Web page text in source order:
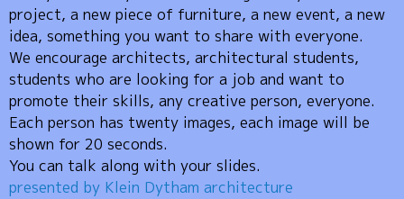
project, a new piece of furniture, a new event, a new
idea, something you want to share with everyone.
We encourage architects, architectural students,
students who are looking for a job and want to
promote their skills, any creative person, everyone.
Each person has twenty images, each image will be
shown for 20 seconds.
You can talk along with your slides.
presented by Klein Dytham architecture